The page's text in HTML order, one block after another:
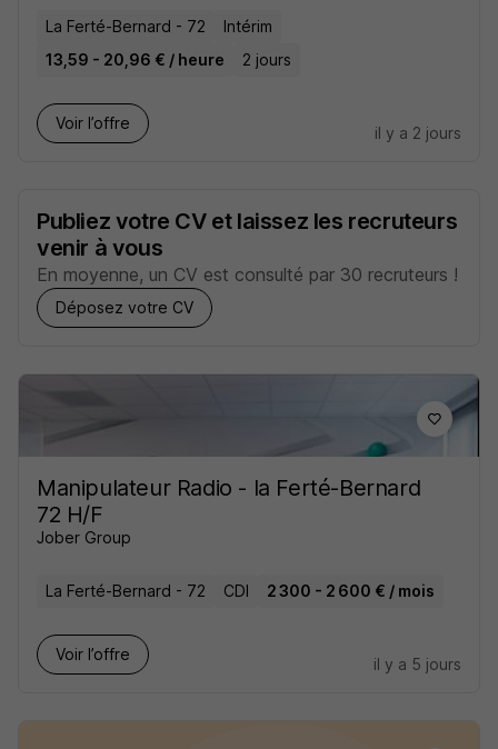
La Ferté-Bernard - 72
Intérim
13,59 - 20,96 € / heure
2 jours
Voir l’offre
il y a 2 jours
Publiez votre CV et laissez les recruteurs
venir à vous
En moyenne, un CV est consulté par 30 recruteurs !
Déposez votre CV
Manipulateur Radio - la Ferté-Bernard
72 H/F
Jober Group
La Ferté-Bernard - 72 CDI 2 300 - 2 600 € / mois
Voir l’offre
il y a 5 jours